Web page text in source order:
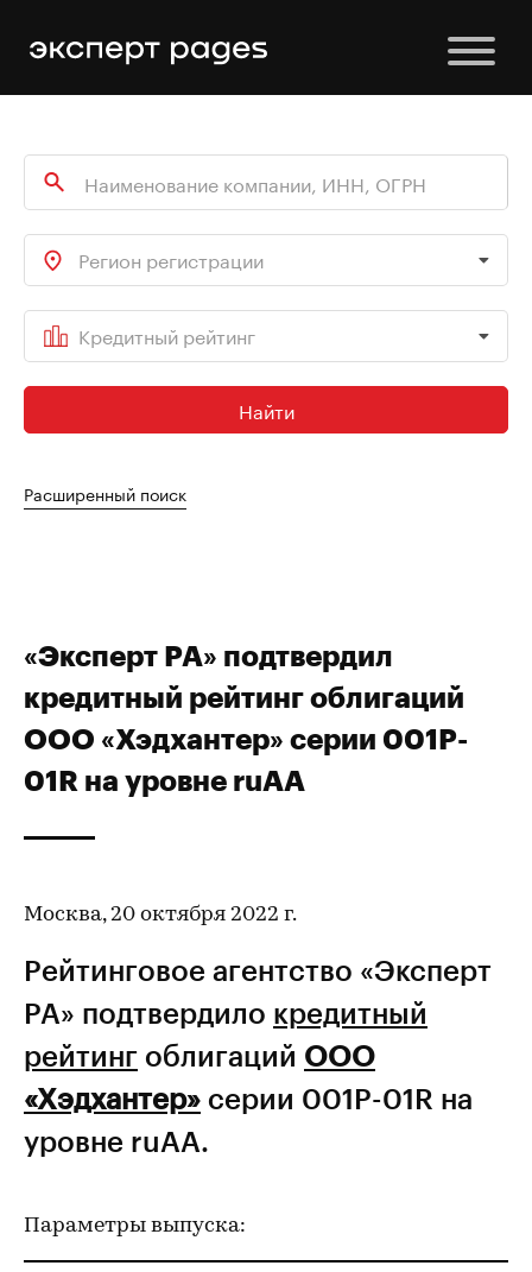
Регион регистрации
Кредитный рейтинг
Найти
Расширенный поиск
«Эксперт РА» подтвердил
кредитный рейтинг облигаций
ООО «Хэдхантер» серии 001P-
01R на уровне ruAA
Москва, 20 октября 2022 г.
Рейтинговое агентство «Эксперт
РА» подтвердило кредитный
рейтинг облигаций ООО
«Хэдхантер» серии 001P-01R на
уровне ruAA.
Параметры выпуска: